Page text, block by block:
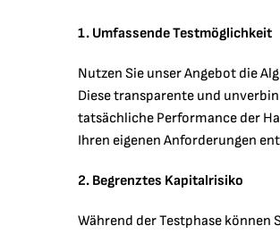
1. Umfassende Testmöglichkeit
Nutzen Sie unser Angebot die
Diese transparente und
tatsächliche Performance der
Ihren eigenen Anforderungen
2. Begrenztes Kapitalrisiko
Während der Testphase können